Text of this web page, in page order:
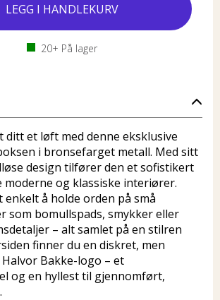
20+ På lager
ditt et løft med denne eksklusive
i bronsefarget metall. Med sitt
design tilfører den et sofistikert
og klassiske interiører.
å holde orden på små
som bomullspads, smykker eller
– alt samlet på en stilren
finner du en diskret, men
Bakke-logo – et
og en hyllest til gjennomført,